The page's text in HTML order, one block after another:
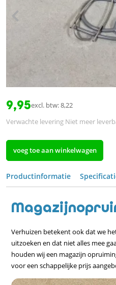
9,95excl. btw: 8,22
Verwachte levering Niet meer
voeg toe aan winkelwagen
Productinformatie
Verhuizen betekent ook dat we
uitzoeken en dat niet alles mee
houden wij een magazijn
voor een schappelijke prijs